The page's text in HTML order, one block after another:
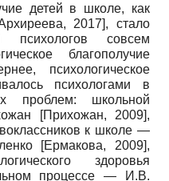
детей в школе, как
2017], стало
психологов совсем
благополучие
психологическое
психологами в
проблем: школьной
[Прихожан, 2009],
к школе —
[Ермакова, 2009],
здоровья
процессе — И.В.